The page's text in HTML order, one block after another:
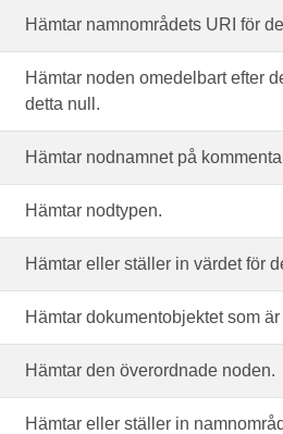
Hämtar namnområdets URI för
Hämtar noden omedelbart efter
detta null.
Hämtar nodnamnet på
Hämtar nodtypen.
Hämtar eller ställer in värdet för
Hämtar dokumentobjektet som
Hämtar den överordnade noden.
Hämtar eller ställer in